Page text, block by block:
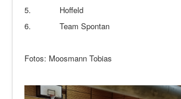
5. Hoffeld
6. Team Spontan
Fotos: Moosmann Tobias